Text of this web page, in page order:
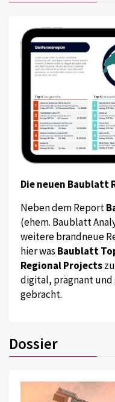
Die neuen Baublatt
Neben dem Report
(ehem. Baublatt
weitere brandneue
hier was Baublatt
Regional Projectszu
digital, prägnant und
gebracht.
Dossier